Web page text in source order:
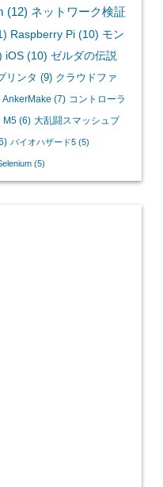
(12) ネットワーク検証
Raspberry Pi(10) モン
iOS(10) ゼルダの伝説
リンタ (9) クラウドファ
AnkerMake (7) コントローラ
M5(6) 大乱闘スマッシュブ
バイオハザード5(5)
(5)